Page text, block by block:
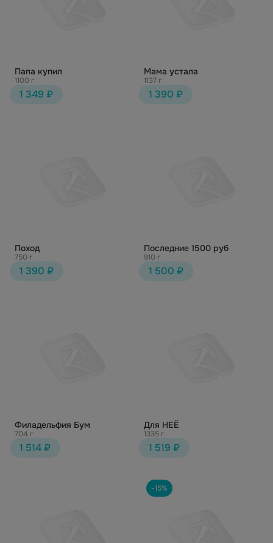
Папа купил
1100 г
1 349 ₽
Мама устала
1137 г
1 390 ₽
Поход
750 г
1 390 ₽
Последние 1500 руб
910 г
1 500 ₽
Филадельфия Бум
704 г
1 514 ₽
Для НЕЁ
1335 г
1 519 ₽
-15%